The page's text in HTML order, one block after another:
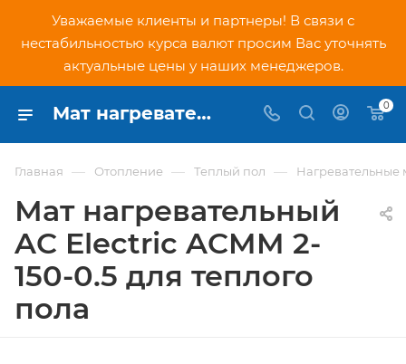
Уважаемые клиенты и партнеры! В связи с
нестабильностью курса валют просим Вас уточнять
актуальные цены у наших менеджеров.
Мат нагревательный AC Electric ACMM 2-150-0.5 для теплого пола (НС-1179151) - купить по низкой цене в Москве, интернет-магазин PNDtech.ru 0
Главная — Отопление — Теплый пол — Нагревательные
Мат нагревательный
AC Electric ACMM 2-
150-0.5 для теплого
пола